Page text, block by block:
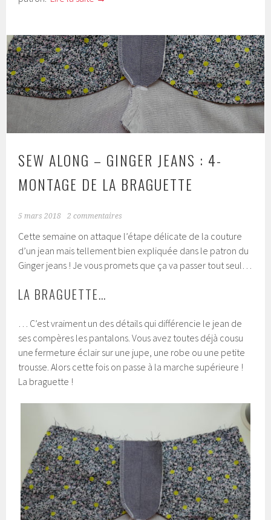
SEW ALONG – GINGER JEANS : 4-
MONTAGE DE LA BRAGUETTE
5 mars 2018 2 commentaires
Cette semaine on attaque l’étape délicate de la couture
d’un jean mais tellement bien expliquée dans le patron du
Ginger jeans ! Je vous promets que ça va passer tout seul…
LA BRAGUETTE…
… C’est vraiment un des détails qui différencie le jean de
ses compères les pantalons. Vous avez toutes déjà cousu
une fermeture éclair sur une jupe, une robe ou une petite
trousse. Alors cette fois on passe à la marche supérieure !
La braguette !